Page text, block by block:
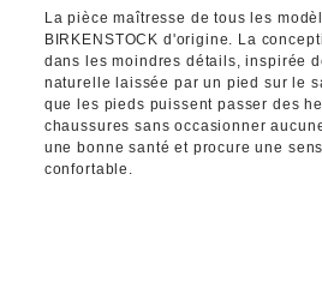
La pièce maîtresse de tous les
BIRKENSTOCK d'origine. La
dans les moindres détails, inspirée
naturelle laissée par un pied sur le
que les pieds puissent passer des
chaussures sans occasionner
une bonne santé et procure une
confortable.